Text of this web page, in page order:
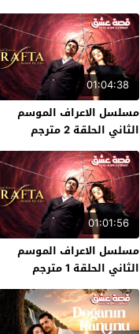
01:04:38
مسلسل الاعراف الموسم
الثاني الحلقة 2 مترجم
01:01:56
مسلسل الاعراف الموسم
الثاني الحلقة 1 مترجم